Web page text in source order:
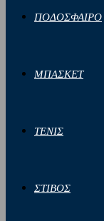
ΠΟΔΟΣΦΑΙΡΟ
ΜΠΑΣΚΕΤ
ΤΕΝΙΣ
ΣΤΙΒΟΣ